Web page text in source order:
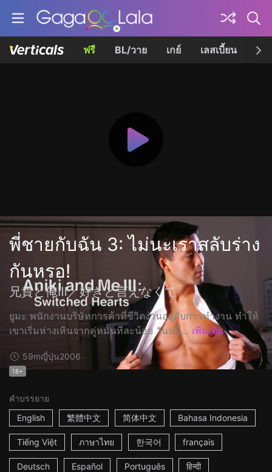
ฟรี BL/วาย เกย์ เลสเบี้ยน เค
พี่ชายกับฉัน 3: ไม่นะเราสลับร่าง
กันหรอ!
兄貴と俺Ⅲ／好きと言えなくて
ยูมะ พนักงานบริษัทการค้าที่ชีวิตง่วนอยู่กับการทำงาน ทำให้
เขาเริ่มห่างเหินจากคู่หมั้นทีละน้อย วันหนึ่... เพิ่มเติม
59mญี่ปุ่น2006
18+
คำบรรยาย
English
繁體中文 简体中文 Bahasa Indonesia
Tiếng Việt ภาษาไทย 한국어 français
Deutsch Español Português हिन्दी